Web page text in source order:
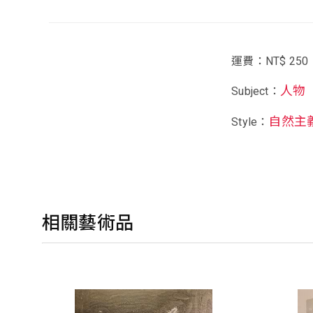
運費：NT$ 250
Subject： 人物
Style： 自然主
相關藝術品